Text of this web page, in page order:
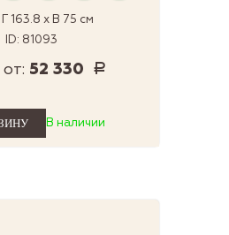
163.8 x В 75 см
ID: 81093
52 330 Р
В наличии